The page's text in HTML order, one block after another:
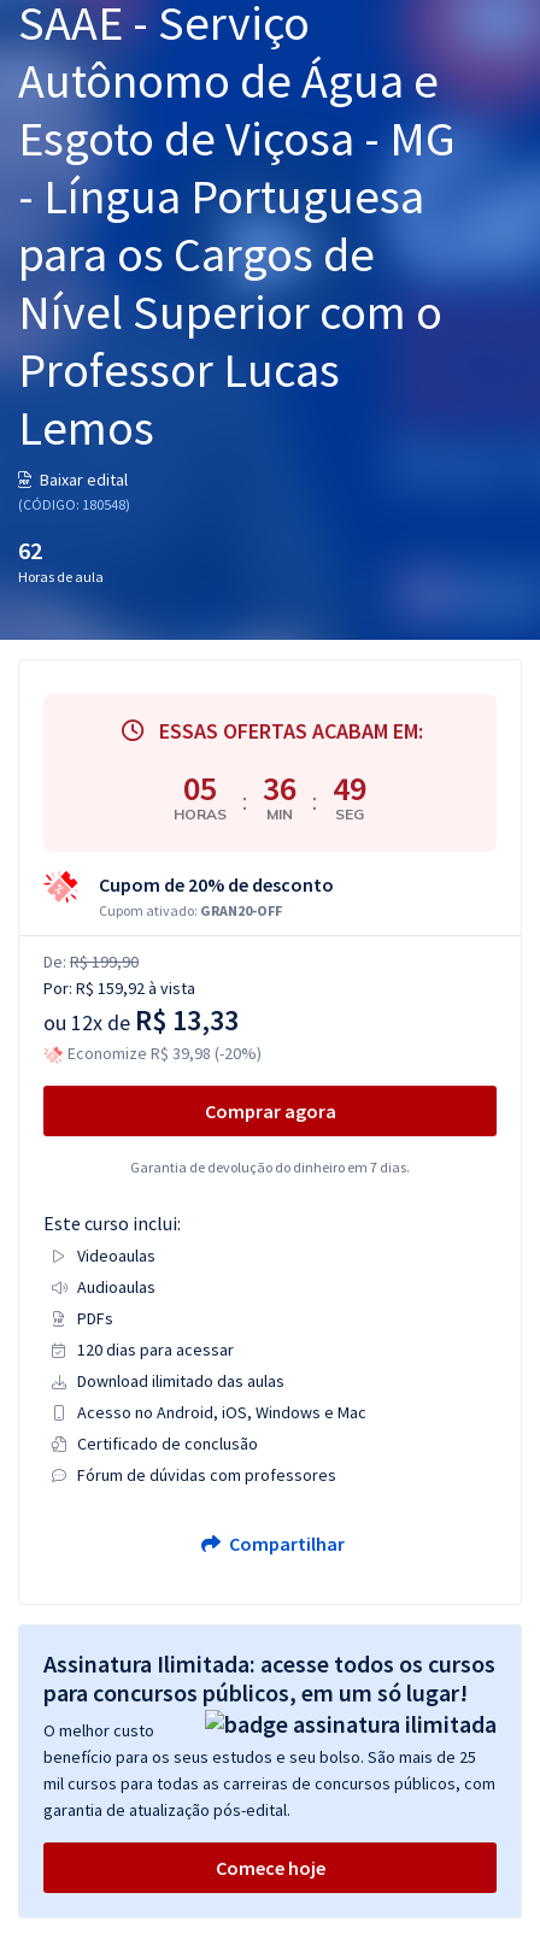
Pós
Graduação
OAB
Mentorias
Questões grátis
Conteúdo gratuito
Aprovados
SAAE - Serviço
Autônomo de Água e
Esgoto de Viçosa - MG
- Língua Portuguesa
para os Cargos de
Nível Superior com o
Professor Lucas
Lemos
Baixar edital
(CÓDIGO: 180548)
62
Horas de aula
ESSAS OFERTAS ACABAM EM:
05
HORAS : 36
MIN : 48
SEG
Cupom de 20% de desconto
Cupom ativado: GRAN20-OFF
De: R$ 199,90
Por: R$ 159,92à vista
ou 12x de R$ 13,33
Economize R$ 39,98 (-20%)
Comprar agora
Garantia de devolução do dinheiro em 7 dias.
Este curso inclui:
Videoaulas
Audioaulas
PDFs
120 dias para acessar
Download ilimitado das aulas
Acesso no Android, iOS, Windows e Mac
Certificado de conclusão
Fórum de dúvidas com professores
Compartilhar
Assinatura Ilimitada: acesse todos os cursos
para concursos públicos, em um só lugar!
O melhor custo
benefício para os seus estudos e seu bolso. São mais de 25
mil cursos para todas as carreiras de concursos públicos, com
garantia de atualização pós-edital.
Comece hoje